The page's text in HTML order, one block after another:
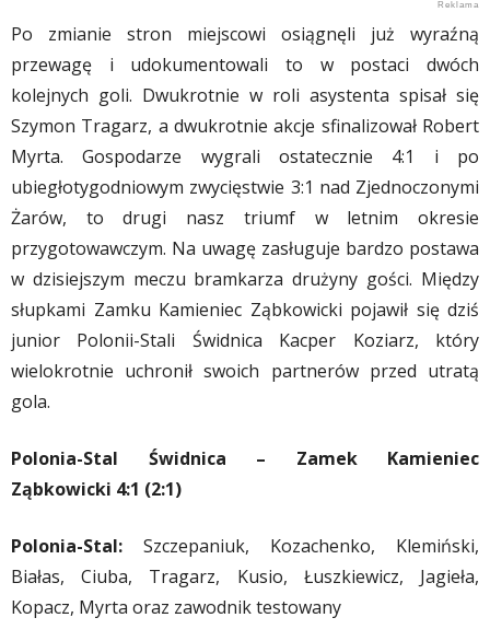
Po zmianie stron miejscowi osiągnęli już wyraźną
przewagę i udokumentowali to w postaci dwóch
kolejnych goli. Dwukrotnie w roli asystenta spisał się
Szymon Tragarz, a dwukrotnie akcje sfinalizował Robert
Myrta. Gospodarze wygrali ostatecznie 4:1 i po
ubiegłotygodniowym zwycięstwie 3:1 nad Zjednoczonymi
Żarów, to drugi nasz triumf w letnim okresie
przygotowawczym. Na uwagę zasługuje bardzo postawa
w dzisiejszym meczu bramkarza drużyny gości. Między
słupkami Zamku Kamieniec Ząbkowicki pojawił się dziś
junior Polonii-Stali Świdnica Kacper Koziarz, który
wielokrotnie uchronił swoich partnerów przed utratą
gola.
Polonia-Stal Świdnica – Zamek Kamieniec
Ząbkowicki 4:1 (2:1)
Polonia-Stal: Szczepaniuk, Kozachenko, Klemiński,
Białas, Ciuba, Tragarz, Kusio, Łuszkiewicz, Jagieła,
Kopacz, Myrta oraz zawodnik testowany